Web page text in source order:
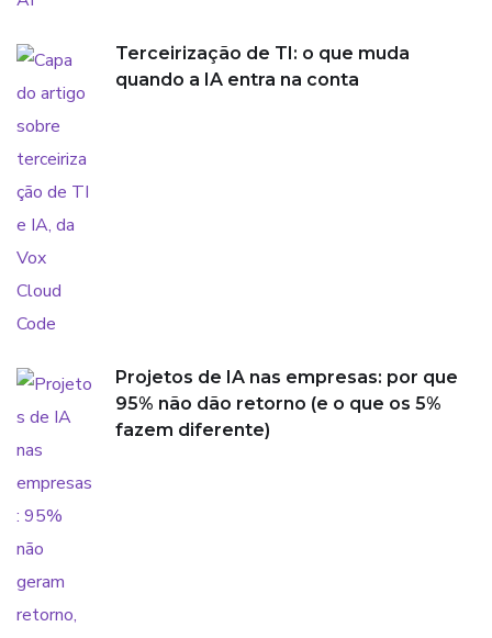
Terceirização de TI: o que muda
quando a IA entra na conta
Projetos de IA nas empresas: por que
95% não dão retorno (e o que os 5%
fazem diferente)